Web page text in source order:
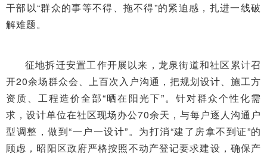
干部以“群众的事等不得、拖不得”的紧迫感，扎进一线破
解难题。
征地拆迁安置工作开展以来，龙泉街道和社区累计召
开20余场群众会、上百次入户沟通，把规划设计、施工方
资质、工程造价全部“晒在阳光下”。针对群众个性化需
求，设计单位在社区现场办公70余天，与每户逐人沟通户
型调整，做到“一户一设计”。为打消“建了房拿不到证”的
顾虑，昭阳区政府严格按照不动产登记要求建设，确保产